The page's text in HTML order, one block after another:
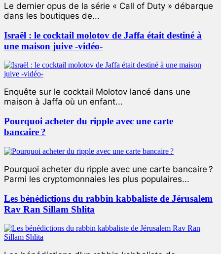
Le dernier opus de la série « Call of Duty » débarque
dans les boutiques de...
Israël : le cocktail molotov de Jaffa était destiné à
une maison juive -vidéo-
Enquête sur le cocktail Molotov lancé dans une
maison à Jaffa où un enfant...
Pourquoi acheter du ripple avec une carte
bancaire ?
Pourquoi acheter du ripple avec une carte bancaire ?
Parmi les cryptomonnaies les plus populaires...
Les bénédictions du rabbin kabbaliste de Jérusalem
Rav Ran Sillam Shlita